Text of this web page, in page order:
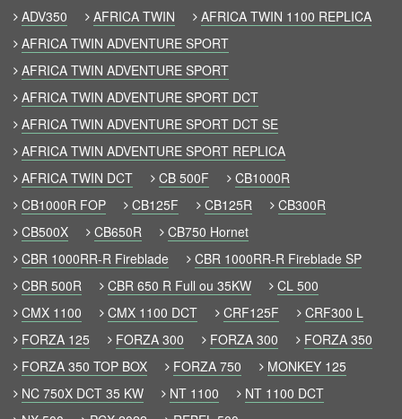
ADV350 AFRICA TWIN
AFRICA TWIN 1100 REPLICA
AFRICA TWIN ADVENTURE SPORT
AFRICA TWIN ADVENTURE SPORT
AFRICA TWIN ADVENTURE SPORT DCT
AFRICA TWIN ADVENTURE SPORT DCT SE
AFRICA TWIN ADVENTURE SPORT REPLICA
AFRICA TWIN DCT
CB 500F
CB1000R
CB1000R FOP
CB125F CB125R
CB300R
CB500X
CB650R
CB750 Hornet
CBR 1000RR-R Fireblade
CBR 1000RR-R Fireblade SP
CBR 500R
CBR 650 R Full ou 35KW
CL 500
CMX 1100
CMX 1100 DCT CRF125F
CRF300 L
FORZA 125
FORZA 300 FORZA 300
FORZA 350
FORZA 350 TOP BOX
FORZA 750
MONKEY 125
NC 750X DCT 35 KW
NT 1100
NT 1100 DCT